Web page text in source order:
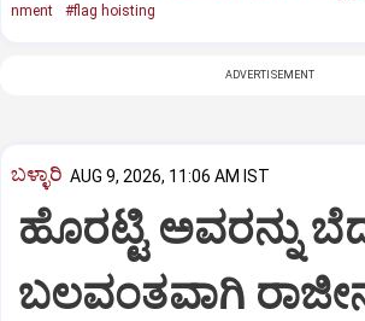
nment
#flag hoisting
ADVERTISEMENT
ಬಳ್ಳಾರಿ AUG 9, 2026, 11:06 AM IST
ಹೊರಟ್ಟಿ ಅವರನ್ನು
ಬಲವಂತವಾಗಿ